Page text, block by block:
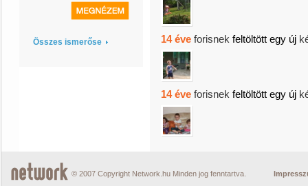
Összes ismerőse 14 éve forisnek feltöltött egy új
14 éve forisnek feltöltött egy új
© 2007 Copyright Network.hu Minden jog fenntartva.